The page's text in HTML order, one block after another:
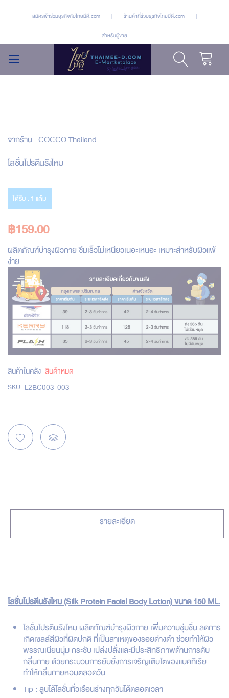
สมัครเข้าร่วมธุรกิจกับไทยมีดี.com | ร้านค้าที่ร่วมธุรกิจไทยมีดี.com |
สำหรับผู้ขาย
to
end
images
gallery
to
beginning
images
gallery
จากร้าน :COCCO Thailand
โลชั่นโปรตีนรังไหม
ได้รับ : 1 แต้ม
฿159.00
ผลิตภัณฑ์บำรุงผิวกาย ซึมเร็วไม่เหนียวเนอะเหนอะ เหมาะสำหรับผิวแพ้
ง่าย
สินค้าในคลัง สินค้าหมด
SKU L2BC003-003
รายละเอียด
โลชั่นโปรตีนรังไหม (Silk Protein Facial Body Lotion) ขนาด 150 ML.
โลชั่นโปรตีนรังไหม ผลิตภัณฑ์บำรุงผิวกาย เพิ่มความชุ่มชื่น ลดการ
เกิดเซลล์สีผิวที่ผิดปกติ ที่เป็นสาเหตุของรอยด่างดำ ช่วยทำให้ผิว
พรรณเนียนนุ่ม กระชับ เปล่งปลั่งและมีประสิทธิภาพด้านการดับ
กลิ่นกาย ด้วยกระบวนการยับยั่งการเจริญเติบโตของแบคทีเรีย
ทำให้กลิ่นกายหอมตลอดวัน
Tip : ลูบไล้โลชั่นทั่วเรือนร่างทุกวันได้ตลอดเวลา